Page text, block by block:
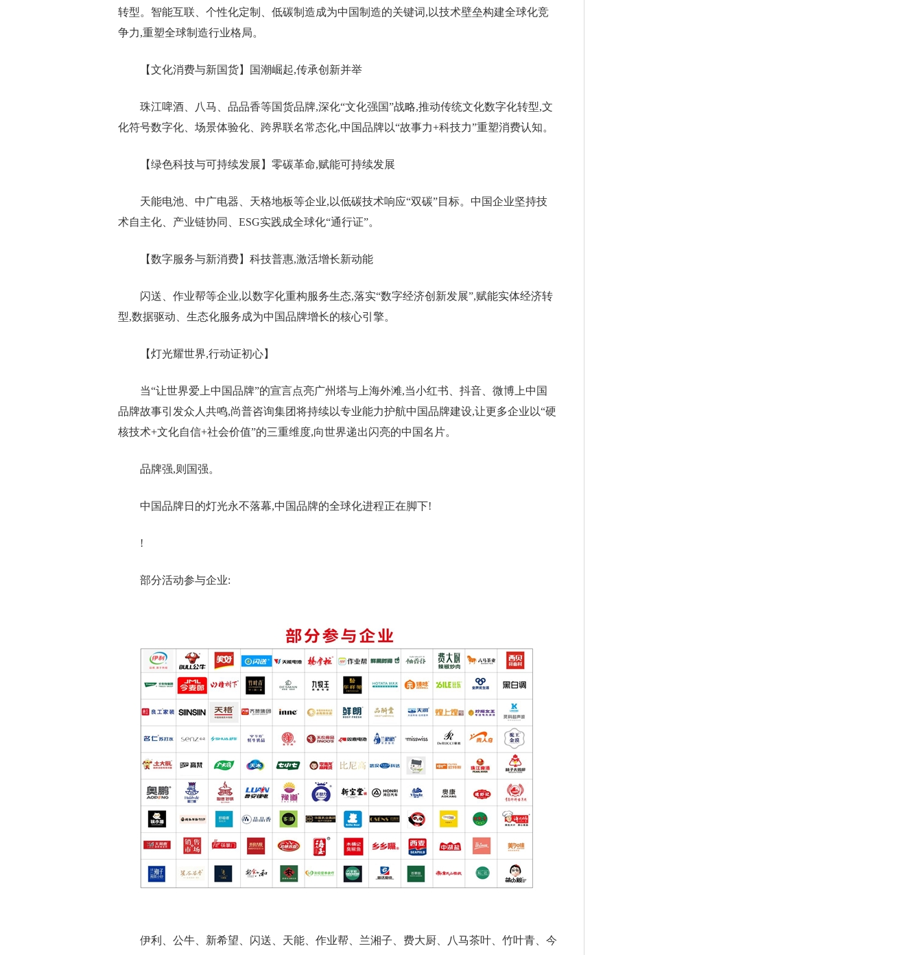
转型。智能互联、个性化定制、低碳制造成为中国制造的关键词,以技术壁垒构建全球化竞
争力,重塑全球制造行业格局。
【文化消费与新国货】国潮崛起,传承创新并举
珠江啤酒、八马、品品香等国货品牌,深化“文化强国”战略,推动传统文化数字化转型,文
化符号数字化、场景体验化、跨界联名常态化,中国品牌以“故事力+科技力”重塑消费认知。
【绿色科技与可持续发展】零碳革命,赋能可持续发展
天能电池、中广电器、天格地板等企业,以低碳技术响应“双碳”目标。中国企业坚持技
术自主化、产业链协同、ESG实践成全球化“通行证”。
【数字服务与新消费】科技普惠,激活增长新动能
闪送、作业帮等企业,以数字化重构服务生态,落实“数字经济创新发展”,赋能实体经济转
型,数据驱动、生态化服务成为中国品牌增长的核心引擎。
【灯光耀世界,行动证初心】
当“让世界爱上中国品牌”的宣言点亮广州塔与上海外滩,当小红书、抖音、微博上中国
品牌故事引发众人共鸣,尚普咨询集团将持续以专业能力护航中国品牌建设,让更多企业以“硬
核技术+文化自信+社会价值”的三重维度,向世界递出闪亮的中国名片。
品牌强,则国强。
中国品牌日的灯光永不落幕,中国品牌的全球化进程正在脚下!
!
部分活动参与企业:
伊利、公牛、新希望、闪送、天能、作业帮、兰湘子、费大厨、八马茶叶、竹叶青、今